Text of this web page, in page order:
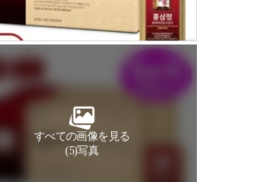
すべての画像を見る
(5)写真